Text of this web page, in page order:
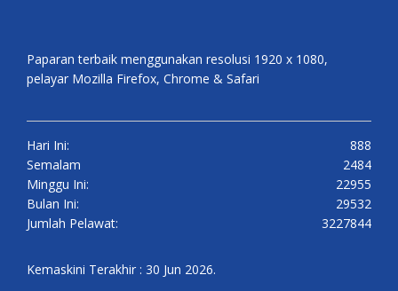
Paparan terbaik menggunakan resolusi 1920 x 1080,
pelayar Mozilla Firefox, Chrome & Safari
Hari Ini:
888
Semalam
2484
Minggu Ini:
22955
Bulan Ini:
29532
Jumlah Pelawat:
3227844
Kemaskini Terakhir : 30 Jun 2026.